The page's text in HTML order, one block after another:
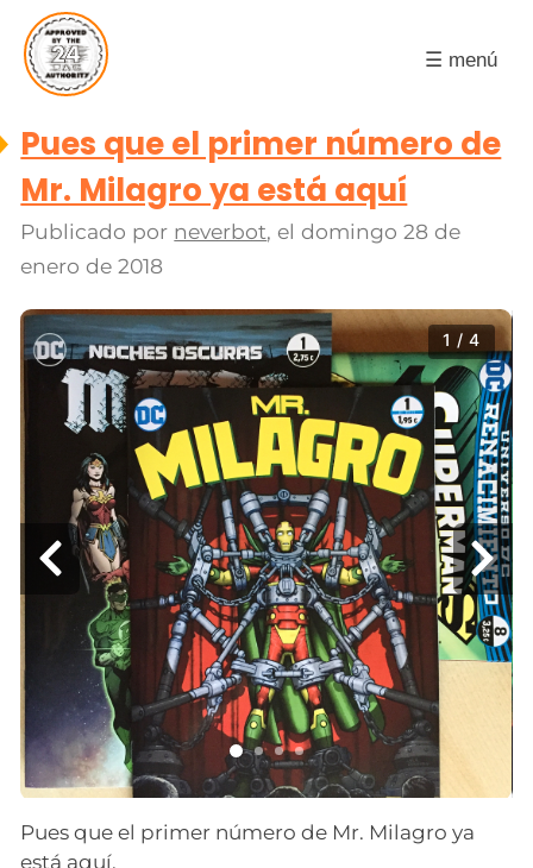
☰ menú
Pues que el primer número de
Mr. Milagro ya está aquí
Publicado por neverbot, eldomingo 28 de
enero de 2018
1 / 4
Pues que el primer número de Mr. Milagro ya
está aquí.